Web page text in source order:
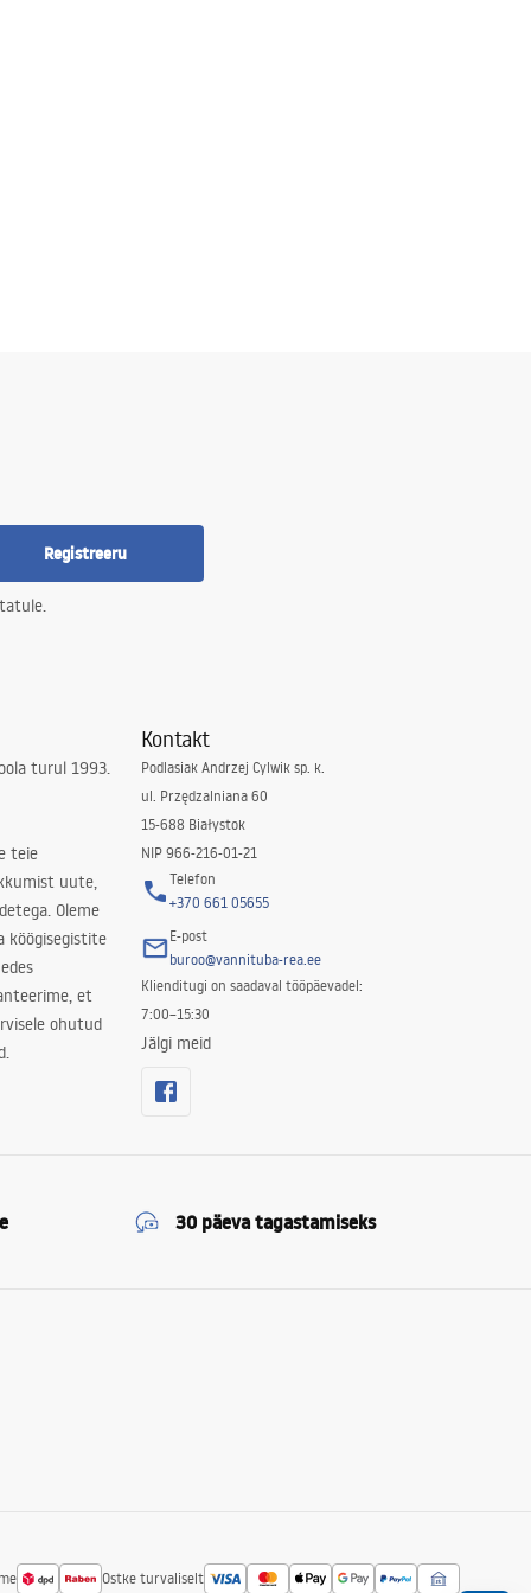
Registreeru
turul 1993.
teie
uute,
Oleme
köögisegistite
et
ohutud
Kontakt
Podlasiak Andrzej Cylwik sp. k.
ul. Przędzalniana 60
15-688 Białystok
NIP 966-216-01-21
Telefon
+370 661 05655
E-post
buroo@vannituba-rea.ee
Klienditugi on saadaval tööpäevadel:
7:00–15:30
Jälgi meid
30 päeva tagastamiseks
Ostke turvaliselt